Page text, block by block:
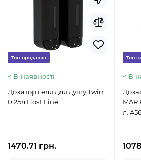
Топ продажів
В наявності
Дозатор геля для душу Twin
0,25л Host Line
1470.71 грн.
Топ
В
MAR
л.